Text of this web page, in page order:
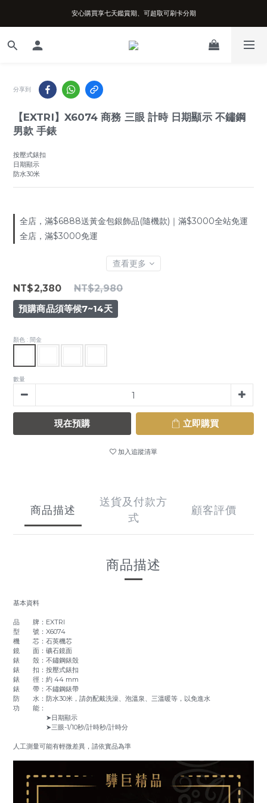
台南實體店面、兩年機芯保固、開立發票
安心購買享七天鑑賞期、可超取可刷卡分期
台南實體店面、兩年機芯保固、開立發票
分享到
【EXTRI】X6074 商務 三眼 計時 日期顯示 不鏽鋼
男款 手錶
按壓式錶扣
日期顯示
防水30米
全店，滿$6888送黃金包銀飾品(隨機款)｜滿$3000全站免運
全店，滿$3000免運
查看更多
NT$2,380
NT$2,980
預購商品須等候7~14天
顏色 : 間金
數量
現在預購 立即購買
加入追蹤清單
商品描述
送貨及付款方
式
顧客評價
商品描述
基本資料
品 牌：EXTRI
型 號：X6074
機 芯：石英機芯
鏡 面：礦石鏡面
錶 殼：不鏽鋼錶殼
錶 扣：按壓式錶扣
錶 徑：約 44 mm
錶 帶：不鏽鋼錶帶
防 水：防水30米，請勿配戴洗澡、泡溫泉、三溫暖等，以免進水
功 能：
➤日期顯示
➤三眼-1/10秒/計時秒/計時分
人工測量可能有輕微差異，請依實品為準